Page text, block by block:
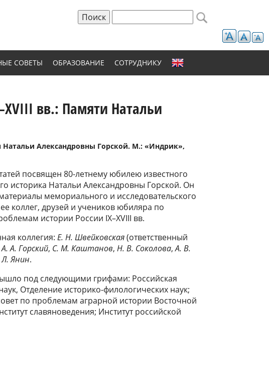
Форма поиска
СОВЕТЫ ОБРАЗОВАНИЕ СОТРУДНИКУ
вв.: Памяти Натальи
Александровны Горской. М.: «Индрик»,
посвящен 80-летнему юбилею известного
историка Натальи Александровны Горской. Он
мемориального и исследовательского
коллег, друзей и учеников юбиляра по
истории России IX–XVIII вв.
коллегия: Е. Н. Швейковская(ответственный
А. А. Горский, С. М. Каштанов, Н. В. Соколова,А. В.
Янин.
под следующими грифами: Российская
Отделение историко-филологических наук;
по проблемам аграрной истории Восточной
славяноведения; Институт российской